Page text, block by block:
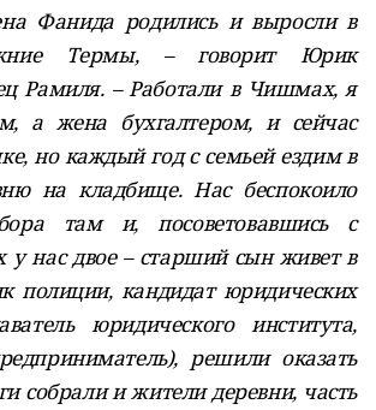
Фанида родились и выросли в
Термы, – говорит Юрик
Рамиля. – Работали в Чишмах, я
а жена бухгалтером, и сейчас
но каждый год с семьей ездим в
на кладбище. Нас беспокоило
там и, посоветовавшись с
у нас двое – старший сын живет в
полиции, кандидат юридических
юридического института,
решили оказать
собрали и жители деревни, часть